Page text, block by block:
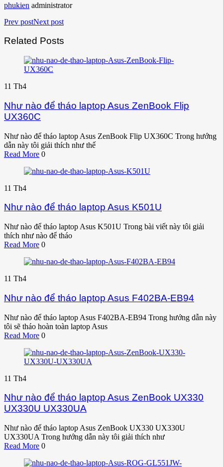
phukien administrator
Prev postNext post
Related Posts
11 Th4
Như nào để tháo laptop Asus ZenBook Flip
UX360C
Như nào để tháo laptop Asus ZenBook Flip UX360C Trong hướng
dẫn này tôi giải thích như thế
Read More 0
11 Th4
Như nào để tháo laptop Asus K501U
Như nào để tháo laptop Asus K501U Trong bài viết này tôi giải
thích như nào để tháo
Read More 0
11 Th4
Như nào để tháo laptop Asus F402BA-EB94
Như nào để tháo laptop Asus F402BA-EB94 Trong hướng dẫn này
tôi sẽ tháo hoàn toàn laptop Asus
Read More 0
11 Th4
Như nào để tháo laptop Asus ZenBook UX330
UX330U UX330UA
Như nào để tháo laptop Asus ZenBook UX330 UX330U
UX330UA Trong hướng dẫn này tôi giải thích như
Read More 0